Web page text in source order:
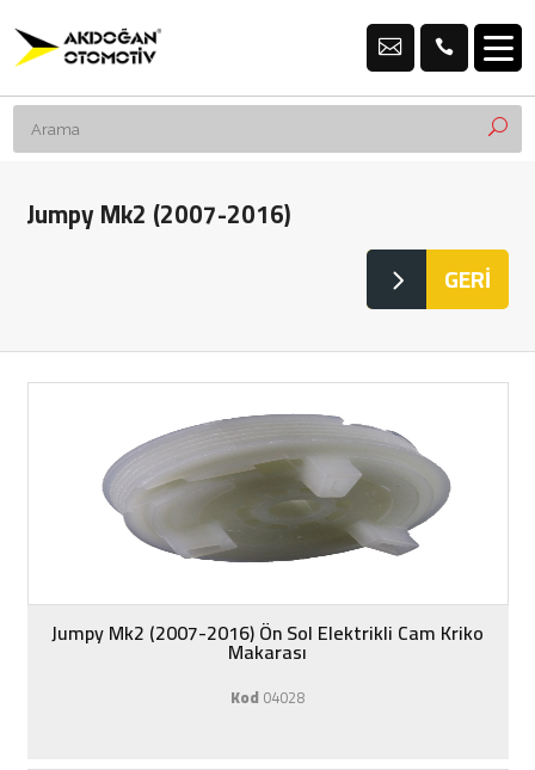
Jumpy Mk2 (2007-2016)
GERİ
Jumpy Mk2 (2007-2016) Ön Sol Elektrikli Cam Kriko
Makarası
Kod04028